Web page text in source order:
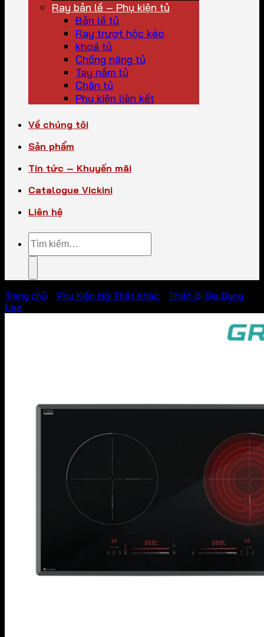
Ray bản lề – Phụ kiện tủ
Bản lề tủ
Ray trượt hộc kéo
khoá tủ
Chống nâng tủ
Tay nắm tủ
Chân tủ
Phụ kiện liên kết
Về chúng tôi
Sản phẩm
Tin tức – Khuyến mãi
Catalogue Vickini
Liên hệ
Tìm
kiếm:
Trang chủ Phụ Kiện Nội Thất Khác
Thiết Bị Gia Dụng
Lọc